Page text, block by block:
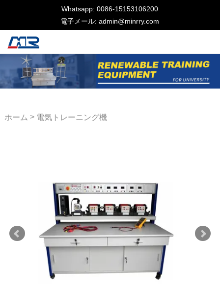
Whatsapp: 0086-15153106200
電子メール: admin@minrry.com
ホーム > 電気トレーニング機